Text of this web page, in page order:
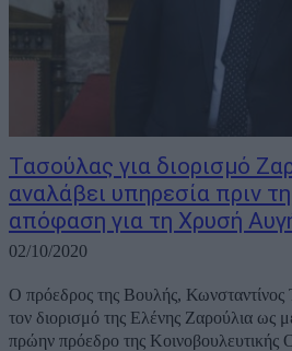
Τασούλας για διορισμό
αναλάβει υπηρεσία πριν
απόφαση για τη Χρυσή
02/10/2020
Ο πρόεδρος της Βουλής, Κωνσταντίνος
τον διορισμό της Ελένης Ζαρούλια ως
πρώην πρόεδρο της